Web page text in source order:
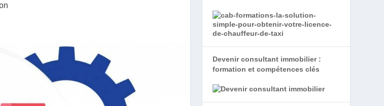
Devenir consultant immobilier :
formation et compétences clés